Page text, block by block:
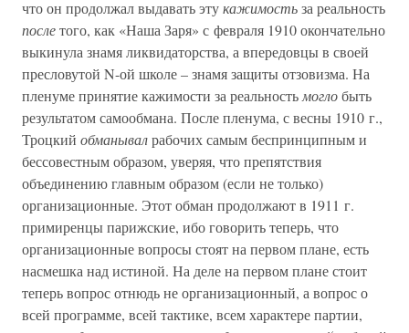
что он продолжал выдавать этукажимостьза реальность
послетого, как «Наша Заря» с февраля 1910 окончательно
выкинула знамя ликвидаторства, а впередовцы в своей
пресловутой N-ой школе – знамя защиты отзовизма. На
пленуме принятие кажимости за реальность моглобыть
результатом самообмана. После пленума, с весны 1910 г.,
Троцкий обманывалрабочих самым беспринципным и
бессовестным образом, уверяя, что препятствия
объединению главным образом (если не только)
организационные. Этот обман продолжают в 1911 г.
примиренцы парижские, ибо говорить теперь, что
организационные вопросы стоят на первом плане, есть
насмешка над истиной. На деле на первом плане стоит
теперь вопрос отнюдь не организационный, а вопрос о
всей программе, всей тактике, всем характере партии,